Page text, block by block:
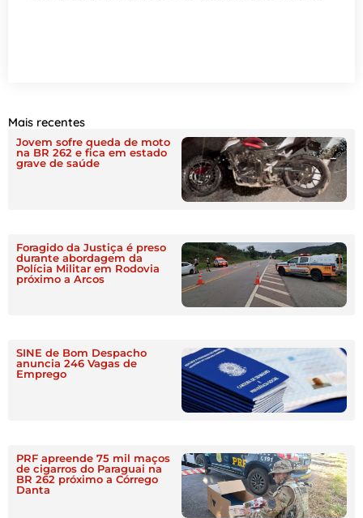
Mais recentes
Jovem sofre queda de moto
na BR 262 e fica em estado
grave de saúde
Foragido da Justiça é preso
durante abordagem da
Polícia Militar em Rodovia
próximo a Arcos
SINE de Bom Despacho
anuncia 246 Vagas de
Emprego
PRF apreende 75 mil maços
de cigarros do Paraguai na
BR 262 próximo a Córrego
Danta